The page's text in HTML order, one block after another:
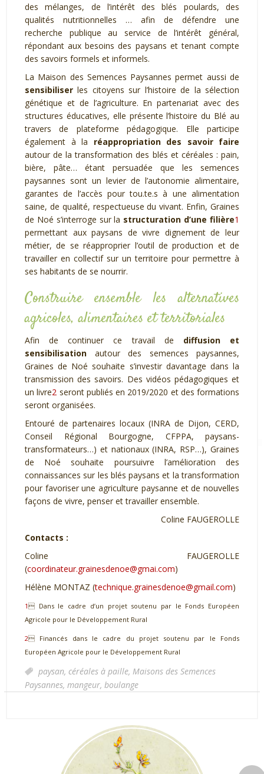
des mélanges, de l’intérêt des blés poulards, des
qualités nutritionnelles … afin de défendre une
recherche publique au service de l’intérêt général,
répondant aux besoins des paysans et tenant compte
des savoirs formels et informels.
La Maison des Semences Paysannes permet aussi de
sensibiliser les citoyens sur l’histoire de la sélection
génétique et de l’agriculture. En partenariat avec des
structures éducatives, elle présente l’histoire du Blé au
travers de plateforme pédagogique. Elle participe
également à la réappropriation des savoir faire
autour de la transformation des blés et céréales : pain,
bière, pâte… étant persuadée que les semences
paysannes sont un levier de l’autonomie alimentaire,
garantes de l’accès pour tou.te.s à une alimentation
saine, de qualité, respectueuse du vivant. Enfin, Graines
de Noé s’interroge sur la structuration d’une filière1
permettant aux paysans de vivre dignement de leur
métier, de se réapproprier l’outil de production et de
travailler en collectif sur un territoire pour permettre à
ses habitants de se nourrir.
Construire ensemble les alternatives
agricoles, alimentaires et territoriales
Afin de continuer ce travail de diffusion et
sensibilisation autour des semences paysannes,
Graines de Noé souhaite s’investir davantage dans la
transmission des savoirs. Des vidéos pédagogiques et
un livre2 seront publiés en 2019/2020 et des formations
seront organisées.
Entouré de partenaires locaux (INRA de Dijon, CERD,
Conseil Régional Bourgogne, CFPPA, paysans-
transformateurs…) et nationaux (INRA, RSP…), Graines
de Noé souhaite poursuivre l’amélioration des
connaissances sur les blés paysans et la transformation
pour favoriser une agriculture paysanne et de nouvelles
façons de vivre, penser et travailler ensemble.
Coline FAUGEROLLE
Contacts :
Coline FAUGEROLLE
(coordinateur.grainesdenoe@gmai.com)
Hélène MONTAZ (technique.grainesdenoe@gmail.com)
1 Dans le cadre d’un projet soutenu par le Fonds Européen
Agricole pour le Développement Rural
2 Financés dans le cadre du projet soutenu par le Fonds
Européen Agricole pour le Développement Rural
paysan, céréales à paille, Maisons des Semences
Paysannes, mangeur, boulange